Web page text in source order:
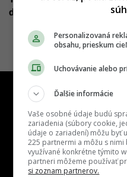
dočkal, bol „vyhadzov“ zo
Personalizovaná
obsahu, prieskum
Uchovávanie alebo
Ďalšie informácie
Vaše osobné údaje budú
zariadenia (súbory cookie,
údaje o zariadení) môžu byť
225 partnermi a môžu s
využívané konkrétne týmito
partneri môžeme používať
si zoznam partnerov.